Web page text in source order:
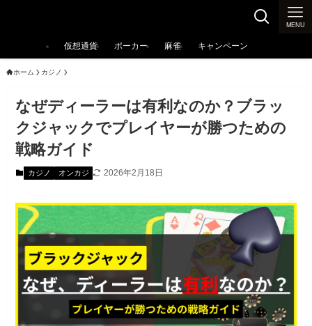
MENU
仮想通貨 ポーカー 麻雀 キャンペーン
ホーム カジノ
なぜディーラーは有利なのか？ブラッ
クジャックでプレイヤーが勝つための
戦略ガイド
カジノ オンカジ 2026年2月18日